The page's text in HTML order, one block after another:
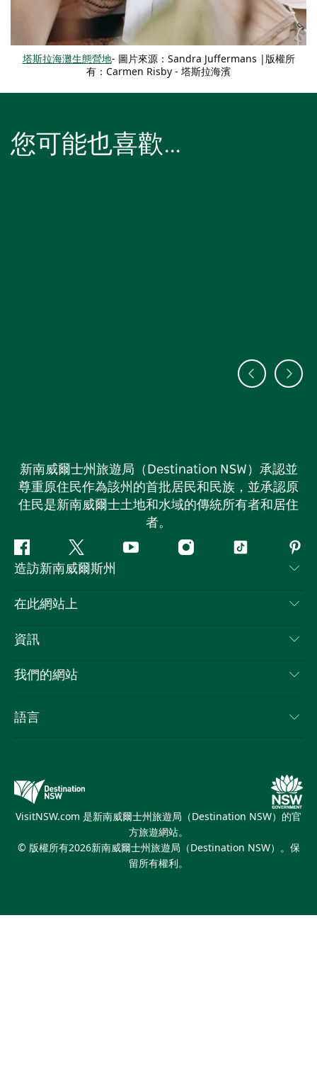
塔斯拉海灘生態營地- 圖片來源：Sandra Juffermans |版權所
有：Carmen Risby - 塔斯拉海濱
您可能也喜歡…
新南威爾士州旅遊局（Destination NSW）承認並
尊重原住民作為該州的首批居民和民族，並承認原
住民是新南威爾士土地和水域的傳統所有者和居住
者。
Facebook嘰
嘰
喳
Youtube Instagram抖
造訪新南威爾斯州
聯絡我們
隱私
Cookie 通知
在此網站上
目的地
新南威爾士州公路旅行
活動
資訊
旅行資訊
新南威爾士州的商業
我們的網站
新南威爾士州旅遊局（Destination NSW）媒體中心
繽紛雪梨燈光音樂節
語言
VisitNSW.com 是新南威爾士州旅遊局（Destination NSW）的官
方旅遊網站。
© 版權所有2026新南威爾士州旅遊局（Destination NSW）。保
留所有權利。